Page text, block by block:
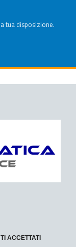
tua disposizione.
ACCETTATI